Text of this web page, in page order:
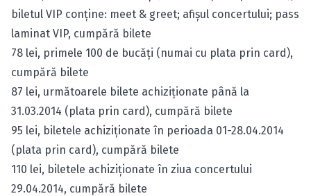
biletul VIP conţine: meet & greet; afişul concertului; pass
laminat VIP, cumpără bilete
78 lei, primele 100 de bucăţi (numai cu plata prin card),
cumpără bilete
87 lei, următoarele bilete achiziţionate până la
31.03.2014 (plata prin card), cumpără bilete
95 lei, biletele achiziţionate în perioada 01-28.04.2014
(plata prin card), cumpără bilete
110 lei, biletele achiziţionate în ziua concertului
29.04.2014, cumpără bilete